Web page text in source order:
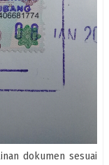
dokumen sesuai